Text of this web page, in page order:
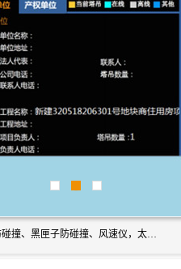
上海宇叶电子科技有限公司是吊钩视频监控、升降机监控、卸料平台监控、塔吊防碰撞、黑匣子防碰撞、风速仪，太阳能障碍灯安全提示灯等一系列升降机的常用配件产品专业研发生产加工的公司，拥有完整、科学的质量管理体系。